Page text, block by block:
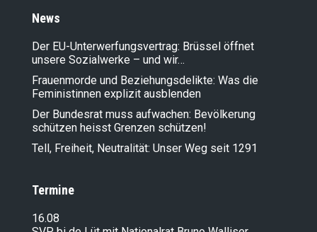
News
Der EU-Unterwerfungsvertrag: Brüssel öffnet
unsere Sozialwerke – und wir…
Frauenmorde und Beziehungsdelikte: Was die
Feministinnen explizit ausblenden
Der Bundesrat muss aufwachen: Bevölkerung
schützen heisst Grenzen schützen!
Tell, Freiheit, Neutralität: Unser Weg seit 1291
Termine
16.08